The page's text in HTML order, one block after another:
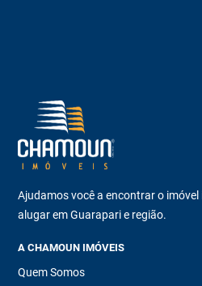
Ajudamos você a encontrar o
alugar em Guarapari e região.
A CHAMOUN IMÓVEIS
Quem Somos